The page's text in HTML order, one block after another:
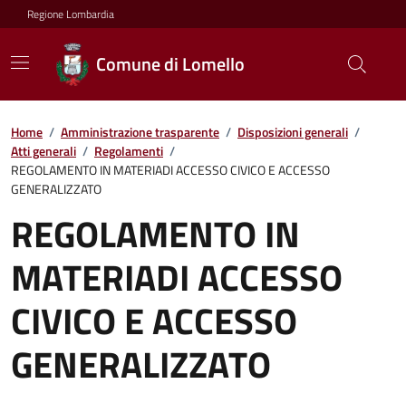
Regione Lombardia
Comune di Lomello
Home / Amministrazione trasparente / Disposizioni generali /
Atti generali / Regolamenti /
REGOLAMENTO IN MATERIADI ACCESSO CIVICO E ACCESSO
GENERALIZZATO
REGOLAMENTO IN
MATERIADI ACCESSO
CIVICO E ACCESSO
GENERALIZZATO